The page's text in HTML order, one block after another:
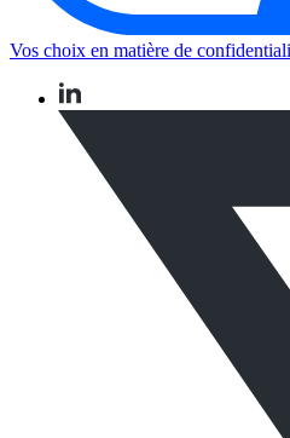
Vos choix en matière de